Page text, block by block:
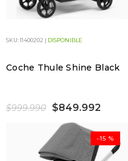
SKU: 11400202 | DISPONIBLE
Coche Thule Shine Black
$999.990 $849.992
-15 %